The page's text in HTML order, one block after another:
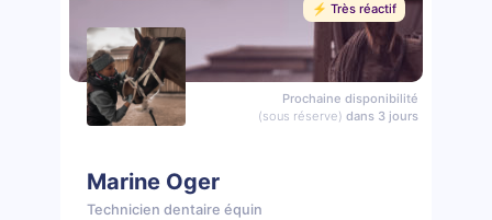
⚡️ Très réactif
Prochaine disponibilité
(sous réserve) dans 3 jours
Marine Oger
Technicien dentaire équin